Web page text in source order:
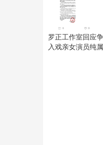
罗正工作室回应
入戏亲女演员纯